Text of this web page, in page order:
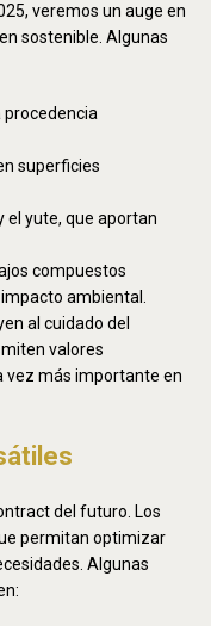
veremos un auge en
sostenible. Algunas
procedencia
superficies
el yute, que aportan
compuestos
ambiental.
al cuidado del
valores
vez más importante en
del futuro. Los
permitan optimizar
Algunas